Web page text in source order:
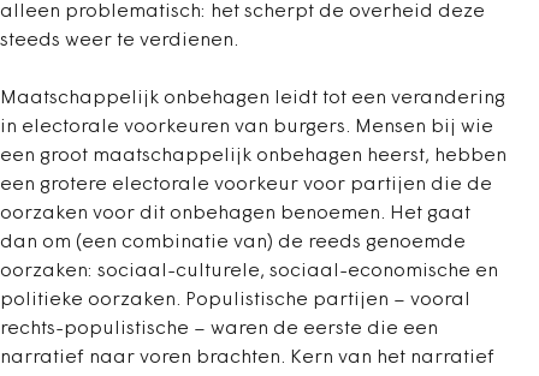
alleen problematisch: het scherpt de overheid deze
steeds weer te verdienen.
Maatschappelijk onbehagen leidt tot een verandering
in electorale voorkeuren van burgers. Mensen bij wie
een groot maatschappelijk onbehagen heerst, hebben
een grotere electorale voorkeur voor partijen die de
oorzaken voor dit onbehagen benoemen. Het gaat
dan om (een combinatie van) de reeds genoemde
oorzaken: sociaal-culturele, sociaal-economische en
politieke oorzaken. Populistische partijen – vooral
rechts-populistische – waren de eerste die een
narratief naar voren brachten. Kern van het narratief